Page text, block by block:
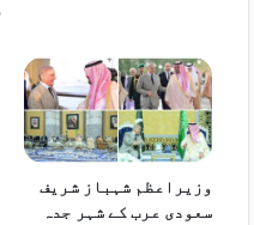
وزیراعظم شہباز شریف
سعودی عرب کے شہر جدہ